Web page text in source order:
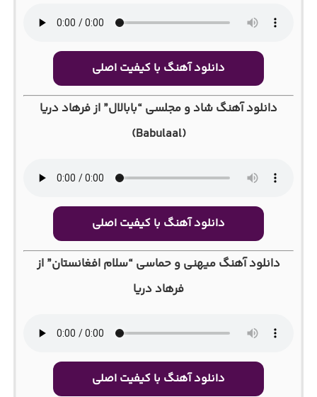
دانلود آهنگ با کیفیت اصلی
دانلود آهنگ شاد و مجلسی “بابالال” از فرهاد دریا
(Babulaal)
دانلود آهنگ با کیفیت اصلی
دانلود آهنگ میهنی و حماسی “سلام افغانستان” از
فرهاد دریا
دانلود آهنگ با کیفیت اصلی